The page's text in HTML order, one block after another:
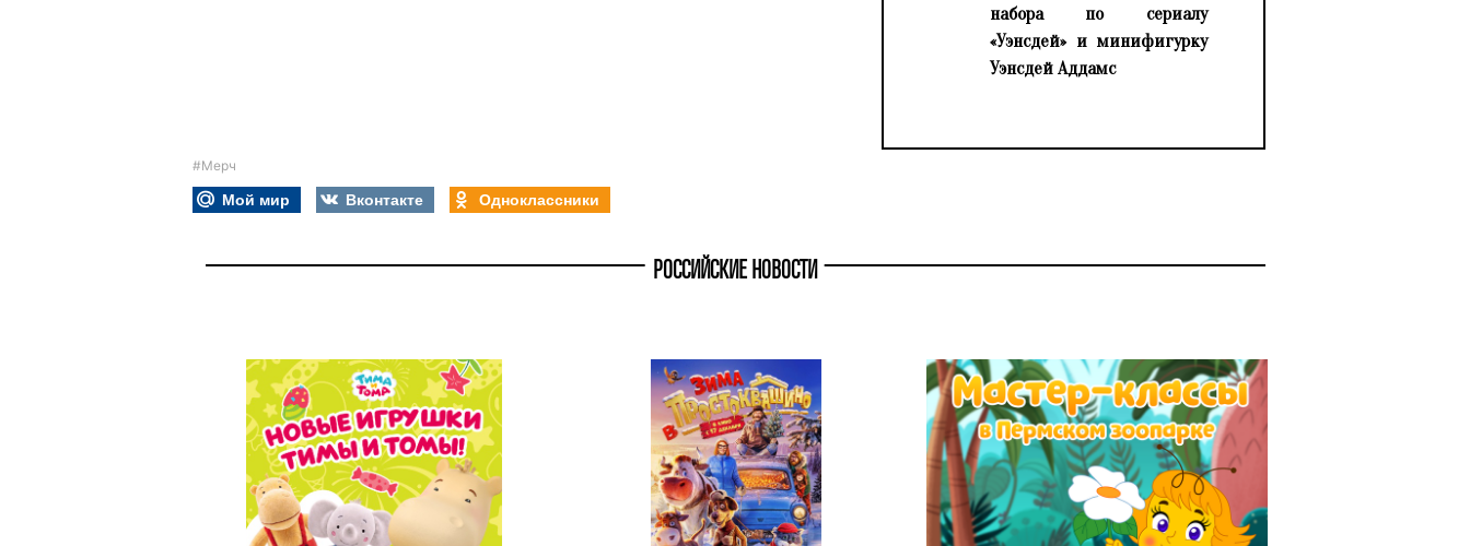
набора по сериалу
«Уэнсдей» и минифигурку
Уэнсдей Аддамс
#Мерч
Мой мир Вконтакте Одноклассники
РОССИЙСКИЕ НОВОСТИ